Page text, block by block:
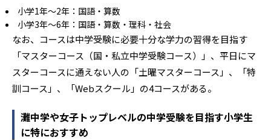
小学1年〜2年：国語・算数
小学3年～6年：国語・算数・理科・社会
なお、コースは中学受験に必要十分な学力の習得を目指す
「マスターコース（国・私立中学受験コース）」、平日にマ
スターコースに通えない人の「土曜マスターコース」、「特
訓コース」、「Webスクール」の4コースがある。
灘中学や女子トップレベルの中学受験を目指す小学生
に特におすすめ